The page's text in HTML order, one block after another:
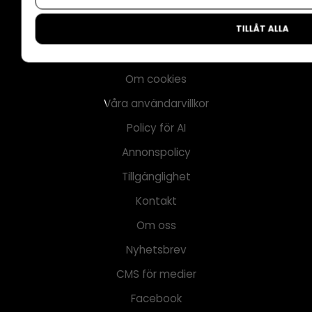
Om cookies
Våra användarvillkor
Policy för AI
Annonspolicy
Tillgänglighet
Kontakt
Om oss
Nyhetsbrev
CMS för medier
Facebook
TILLÅT ALLA